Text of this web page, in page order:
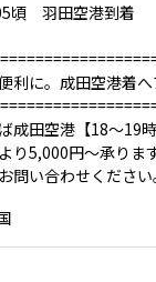
頃 羽田空港到着
利に。成田空港着
成田空港【18～19
り5,000円～承ります
問い合わせください